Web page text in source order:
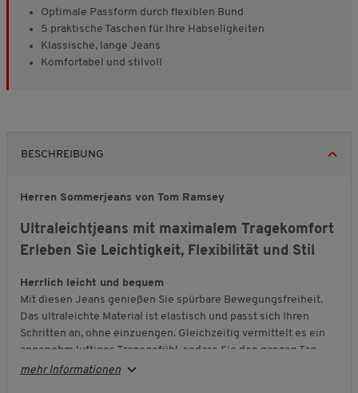
Optimale Passform durch flexiblen Bund
5 praktische Taschen für Ihre Habseligkeiten
Klassische, lange Jeans
Komfortabel und stilvoll
BESCHREIBUNG
Herren Sommerjeans von Tom Ramsey
Ultraleichtjeans mit maximalem Tragekomfort
Erleben Sie Leichtigkeit, Flexibilität und Stil
Herrlich leicht und bequem
Mit diesen Jeans genießen Sie spürbare Bewegungsfreiheit.
Das ultraleichte Material ist elastisch und passt sich Ihren
Schritten an, ohne einzuengen. Gleichzeitig vermittelt es ein
angenehm luftiges Tragegefühl, sodass Sie den ganzen Tag
entspannt unterwegs sind. Der flexible Bund lässt sich
mehr Informationen